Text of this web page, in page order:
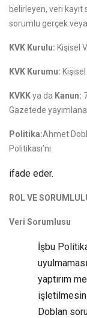
belirleyen, veri
sorumlu gerçek
KVK Kurulu: Kişisel
KVK Kurumu:
KVKKya da Kanun:
Gazetede
Politika:Ahmet
Politikası’nı
ifade eder.
ROL VE
Veri Sorumlusu
İşbu
yaptırım
Doblan